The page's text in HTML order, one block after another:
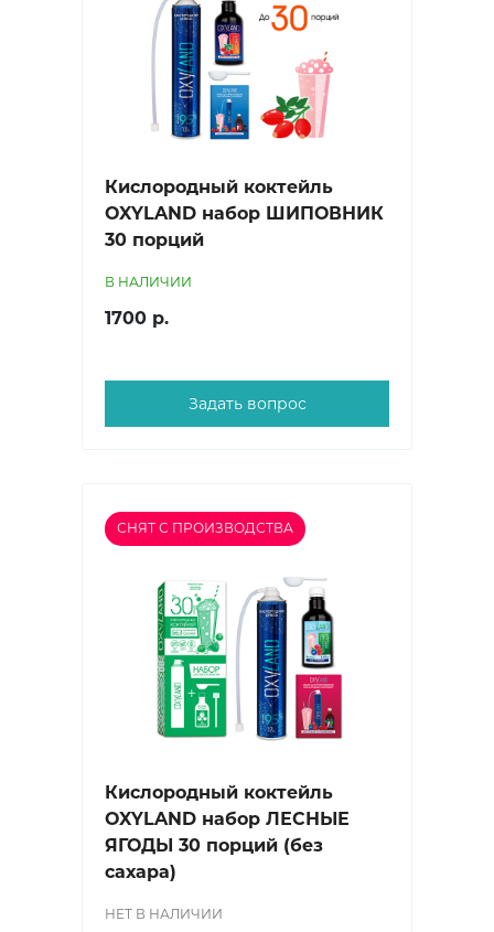
Кислородный коктейль
OXYLAND набор ШИПОВНИК
30 порций
В НАЛИЧИИ
1700 р.
Задать вопрос
СНЯТ С ПРОИЗВОДСТВА
Кислородный коктейль
OXYLAND набор ЛЕСНЫЕ
ЯГОДЫ 30 порций (без
сахара)
НЕТ В НАЛИЧИИ